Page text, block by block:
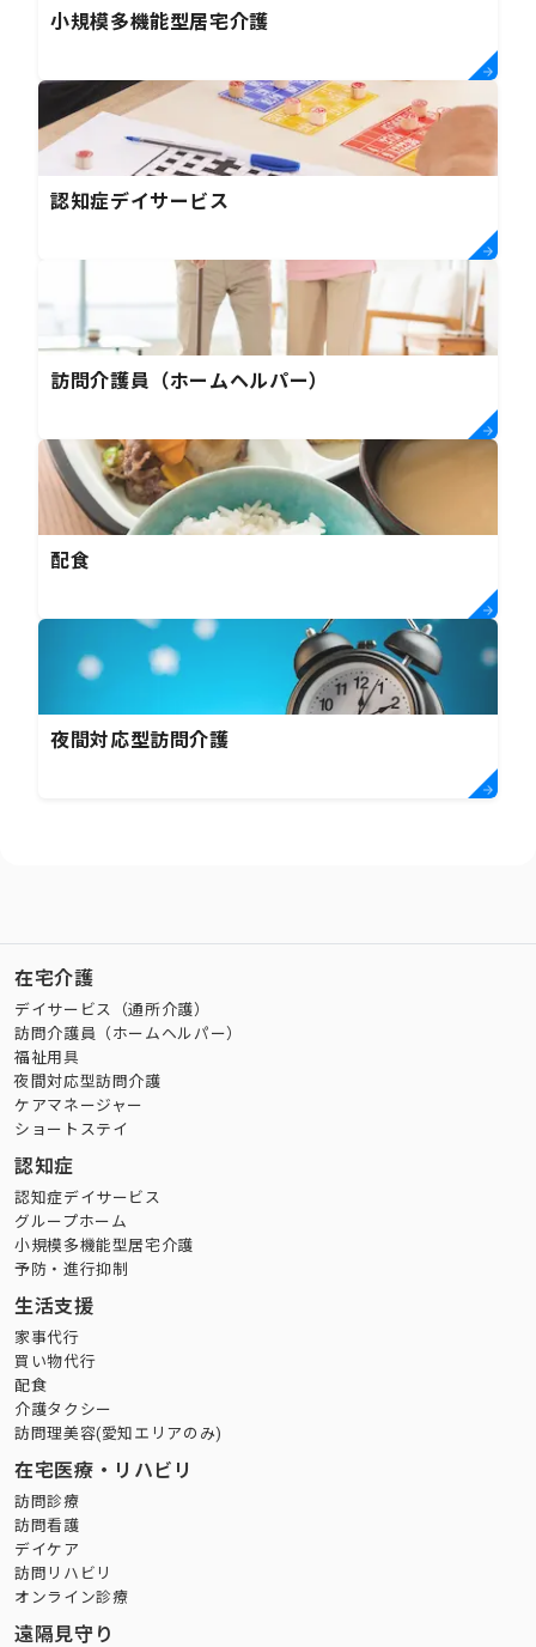
小規模多機能型居宅介護
認知症デイサービス
訪問介護員（ホームヘルパー）
配食
夜間対応型訪問介護
在宅介護
デイサービス（通所介護）
訪問介護員（ホームヘルパー）
福祉用具
夜間対応型訪問介護
ケアマネージャー
ショートステイ
認知症
認知症デイサービス
グループホーム
小規模多機能型居宅介護
予防・進行抑制
生活支援
家事代行
買い物代行
配食
介護タクシー
訪問理美容(愛知エリアのみ)
在宅医療・リハビリ
訪問診療
訪問看護
デイケア
訪問リハビリ
オンライン診療
遠隔見守り